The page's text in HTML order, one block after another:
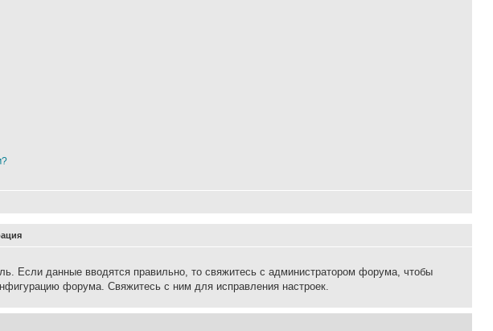
Если данные вводятся правильно, то свяжитесь с администратором форума, чтобы
форума. Свяжитесь с ним для исправления настроек.